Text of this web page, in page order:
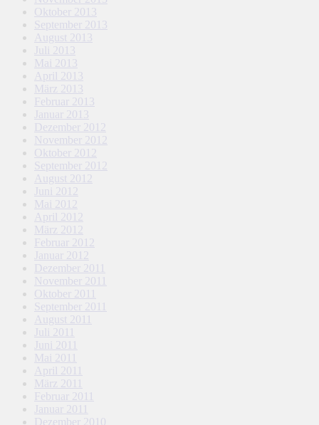
Oktober 2013
September 2013
August 2013
Juli 2013
Mai 2013
April 2013
März 2013
Februar 2013
Januar 2013
Dezember 2012
November 2012
Oktober 2012
September 2012
August 2012
Juni 2012
Mai 2012
April 2012
März 2012
Februar 2012
Januar 2012
Dezember 2011
November 2011
Oktober 2011
September 2011
August 2011
Juli 2011
Juni 2011
Mai 2011
April 2011
März 2011
Februar 2011
Januar 2011
Dezember 2010